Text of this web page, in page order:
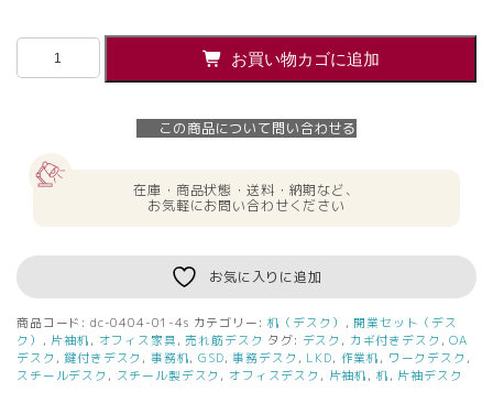
【法
品】
4
台
ッ
ト
ス
お買い物カゴに追加
この商品について問い合わせる
在庫・商品状態・送料・納期など、
お気軽にお問い合わせください
お気に入りに追加
商品コード: dc-0404-01-4s カテゴリー: 机（デスク） , 開業セット（デス
ク） , 片袖机 , オフィス家具 ,売れ筋デスク タグ: デスク , カギ付きデスク ,OA
デスク ,鍵付きデスク , 事務机,GSD,事務デスク , LKD, 作業机 , ワークデスク ,
スチールデスク , スチール製デスク , オフィスデスク , 片袖机 , 机 , 片袖デスク